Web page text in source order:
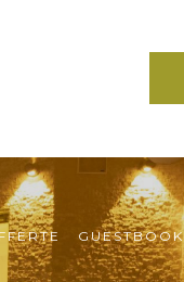
GUESTBOOK